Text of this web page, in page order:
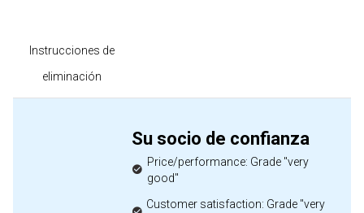
Instrucciones de
eliminación
Su socio de confianza
Price/performance: Grade "very
good"
Customer satisfaction: Grade "very